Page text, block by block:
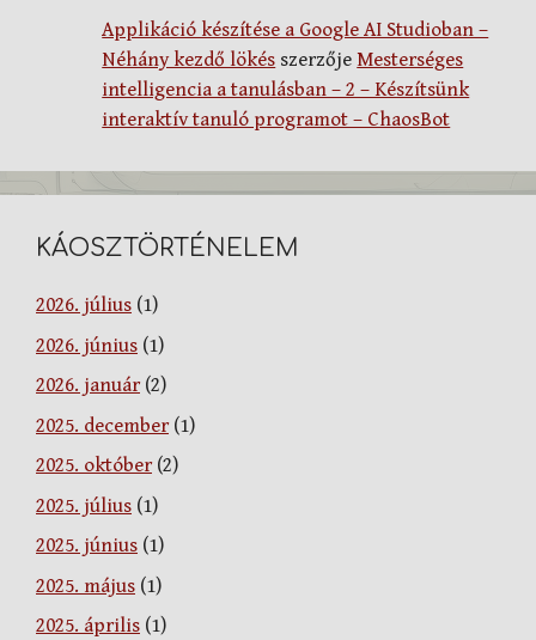
Applikáció készítése a Google AI Studioban –
Néhány kezdő lökés szerzőjeMesterséges
intelligencia a tanulásban – 2 – Készítsünk
interaktív tanuló programot – ChaosBot
KÁOSZTÖRTÉNELEM
2026. július (1)
2026. június (1)
2026. január(2)
2025. december(1)
2025. október(2)
2025. július (1)
2025. június (1)
2025. május (1)
2025. április (1)